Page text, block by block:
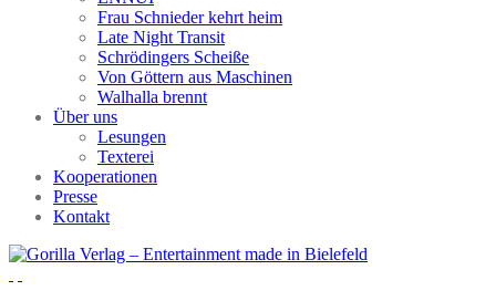
Frau Schnieder kehrt heim
Late Night Transit
Schrödingers Scheiße
Von Göttern aus Maschinen
Walhalla brennt
Über uns
Lesungen
Texterei
Kooperationen
Presse
Kontakt